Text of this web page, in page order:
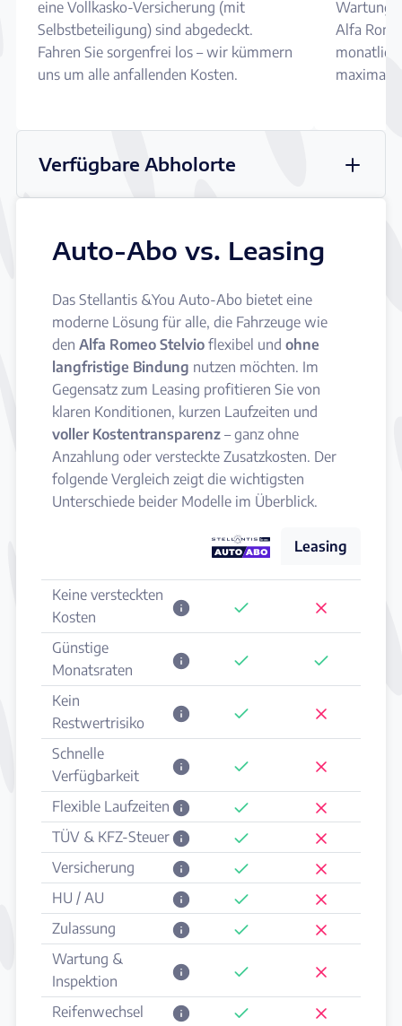
eine Vollkasko-Versicherung (mit
Selbstbeteiligung) sind abgedeckt.
Fahren Sie sorgenfrei los – wir kümmern
uns um alle anfallenden Kosten.
Alfa
maximale
Verfügbare Abholorte
Auto-Abo vs. Leasing
Das Stellantis &You Auto-Abo bietet eine
moderne Lösung für alle, die Fahrzeuge wie
den Alfa Romeo Stelvio flexibel und ohne
langfristige Bindung nutzen möchten. Im
Gegensatz zum Leasing profitieren Sie von
klaren Konditionen, kurzen Laufzeiten und
voller Kostentransparenz – ganz ohne
Anzahlung oder versteckte Zusatzkosten. Der
folgende Vergleich zeigt die wichtigsten
Unterschiede beider Modelle im Überblick.
Leasing
Keine versteckten
Kosten
Günstige
Monatsraten
Kein
Restwertrisiko
Schnelle
Verfügbarkeit
Flexible Laufzeiten
TÜV & KFZ-Steuer
Versicherung
HU / AU
Zulassung
Wartung &
Inspektion
Reifenwechsel